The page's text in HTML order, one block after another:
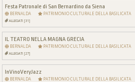
Festa Patronale di San Bernardino da Siena
BERNALDA PATRIMONIO CULTURALE DELLA BASILICATA
ALLEGATI [31]
IL TEATRO NELLA MAGNA GRECIA
BERNALDA PATRIMONIO CULTURALE DELLA BASILICATA
ALLEGATI [27]
InVinoVeryJazz
BERNALDA PATRIMONIO CULTURALE DELLA BASILICATA